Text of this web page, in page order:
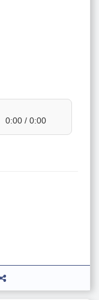
0:00 / 0:00